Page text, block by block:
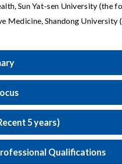
Sun Yat-sen University (the
Medicine, Shandong
5 years)
Qualifications